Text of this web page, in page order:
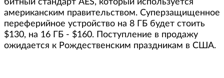
битный стандарт AES, который используется
американским правительством. Суперзащищенное
переферийное устройство на 8 ГБ будет стоить
$130, на 16 ГБ - $160. Поступление в продажу
ожидается к Рождественским праздникам в США.